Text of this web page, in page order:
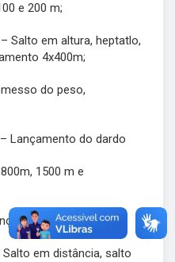
e 200 m;
Salto em altura, heptatlo,
4x400m;
do peso,
Lançamento do dardo
1500 m e
do dardo;
em distância, salto